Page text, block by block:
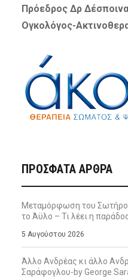
Πρόεδρος Δρ
Ογκολόγος-
ΠΡΌΣΦΑΤΑ ΆΡΘΡΑ
Μεταμόρφωση του
το Άϋλο – Τι λέει η
5 Αυγούστου 2026
Άλλο Ανδρέας κι άλλο
Σαράφογλου-by George